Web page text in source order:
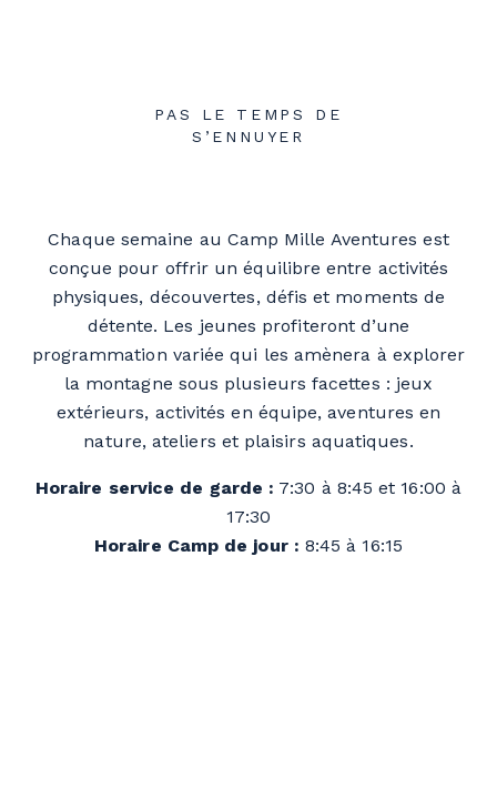
PAS LE TEMPS DE
S’ENNUYER
Chaque semaine au Camp Mille Aventures est
conçue pour offrir un équilibre entre activités
physiques, découvertes, défis et moments de
détente. Les jeunes profiteront d’une
programmation variée qui les amènera à explorer
la montagne sous plusieurs facettes : jeux
extérieurs, activités en équipe, aventures en
nature, ateliers et plaisirs aquatiques.
Horaire service de garde : 7:30 à 8:45 et 16:00 à
17:30
Horaire Camp de jour : 8:45 à 16:15